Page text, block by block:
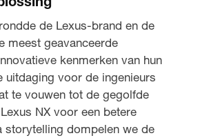
de Lexus-brand en de
meest geavanceerde
kenmerken van hun
uitdaging voor de ingenieurs
te vouwen tot de gegolfde
NX voor een betere
storytelling dompelen we de